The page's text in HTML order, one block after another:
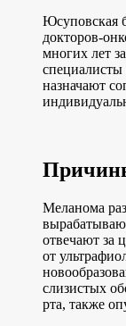
Юсуповская
докторов-
многих лет
специалисты
назначают
Меланома
отвечают за
от
слизистых
рта, также